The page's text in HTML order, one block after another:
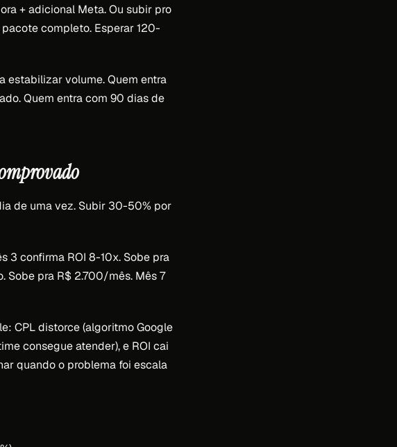
+ adicional Meta. Ou subir pro
completo. Esperar 120-
estabilizar volume. Quem entra
Quem entra com 90 dias de
de uma vez. Subir 30-50% por
3 confirma ROI 8-10x. Sobe pra
Sobe pra R$ 2.700/mês. Mês 7
CPL distorce (algoritmo Google
consegue atender), e ROI cai
quando o problema foi escala